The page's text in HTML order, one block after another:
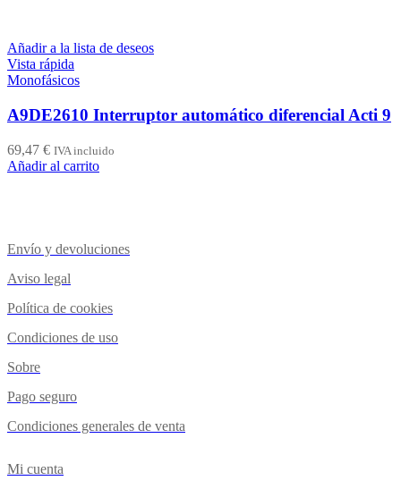
Añadir a la lista de deseos
Vista rápida
Monofásicos
A9DE2610 Interruptor automático diferencial Acti 9
69,47 € IVA incluido
Añadir al carrito
Envío y devoluciones
Aviso legal
Política de cookies
Condiciones de uso
Sobre
Pago seguro
Condiciones generales de venta
Mi cuenta